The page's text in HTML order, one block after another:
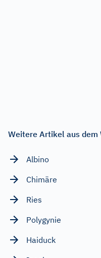
Weitere Artikel aus
Albino
Chimäre
Ries
Polygynie
Haiduck